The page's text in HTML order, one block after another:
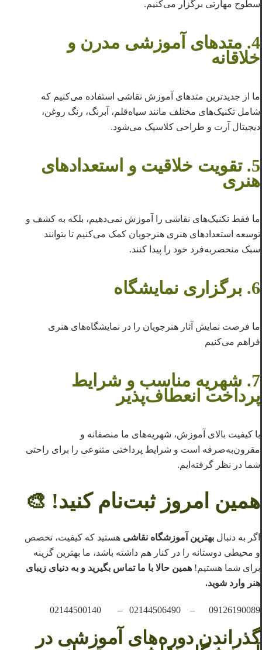
سطوح مهارتی برگزار می‌کنیم.
4. متدهای آموزشی مدرن و
خلاقانه
ما از جدیدترین متدهای آموزش نقاشی استفاده می‌کنیم که
شامل تکنیک‌های مختلف مانند سیاه‌قلم، آبرنگ، رنگ روغن،
دیجیتال آرت و طراحی کلاسیک می‌شود.
5. تقویت خلاقیت و استعدادهای
هنری
ما فقط تکنیک‌های نقاشی را آموزش نمی‌دهیم، بلکه به کشف و
توسعه استعدادهای هنری هنرجویان کمک می‌کنیم تا بتوانند
سبک منحصر‌به‌فرد خود را پیدا کنند.
6. برگزاری نمایشگاه
ما فرصت نمایش آثار هنرجویان را در نمایشگاه‌های هنری
فراهم می‌کنیم
7. شهریه مناسب و شرایط
پرداخت انعطاف‌پذیر
با کیفیت بالای آموزش، شهریه‌های ما منصفانه و
مقرون‌به‌صرفه است و شرایط پرداختی متنوعی را برای راحتی
شما در نظر گرفته‌ایم.
همین امروز ثبت‌نام کنید! 🎨
اگر به دنبال بهترین آموزشگاه نقاشی هستید که کیفیت، تخصص
و محیطی دوستانه را در کنار هم داشته باشد، ما بهترین گزینه
برای شما هستیم! همین حالا با ما تماس بگیرید و به دنیای زیبای
هنر وارد شوید.
09126190089 – 02144506490 – 02144500140
گذراندن دوره‌های آموزشی در